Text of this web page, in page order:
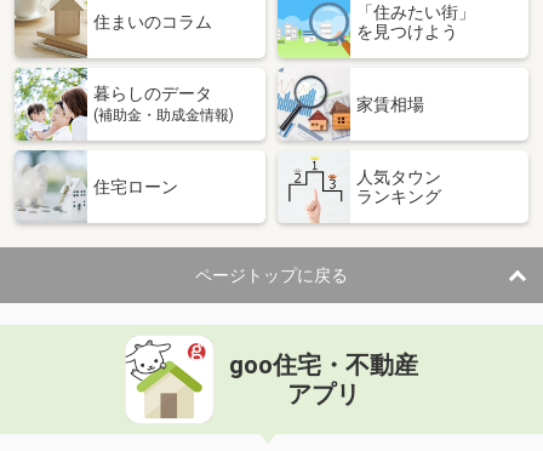
価 格
5.80万円
島根県松江市東出雲町揖屋
専有面積 57.64m²
間取り
島根県出雲市平田町
住 所
島根県出雲市平田町
専有面積 40.57m²
間取り
2DK
島根県大田市大田町大田
価 格
住 所
島根県大田市大田町大田
専有面積 36.25m²
住まいのコラム
「住みたい街」
を見つけよう
暮らしのデータ
(補助金・助成金情報)
家賃相場
住宅ローン
人気タウン
ランキング
ページトップに戻る
goo住宅・不動産
アプリ